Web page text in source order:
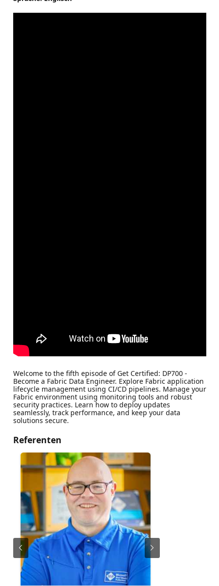
Welcome to the fifth episode of Get Certified: DP700 -
Become a Fabric Data Engineer. Explore Fabric application
lifecycle management using CI/CD pipelines. Manage your
Fabric environment using monitoring tools and robust
security practices. Learn how to deploy updates
seamlessly, track performance, and keep your data
solutions secure.
Referenten